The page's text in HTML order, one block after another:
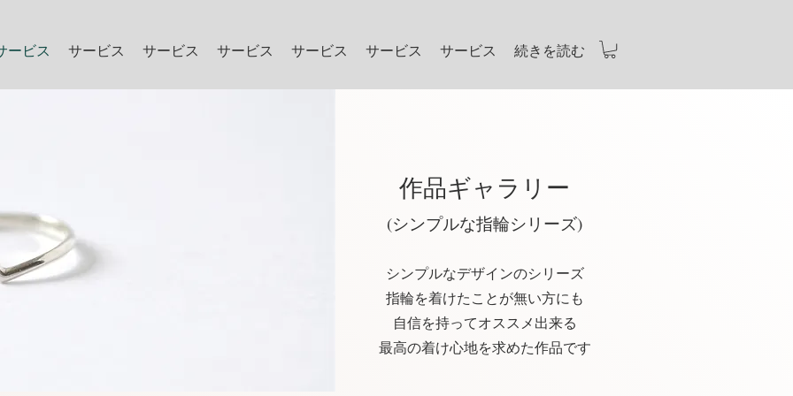
ービス サービス サービス サービス サービス サービス サービス 続きを読む
作品ギャラリー
(シンプルな指輪シリーズ)
シンプルなデザインのシリーズ
指輪を着けたことが無い方にも
自信を持ってオススメ出来る
最高の着け心地を求めた作品​です